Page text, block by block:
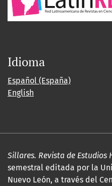
Idioma
Español (España)
English
Sillares. Revista de Estudios
semestral editada por la
Nuevo León, a través del